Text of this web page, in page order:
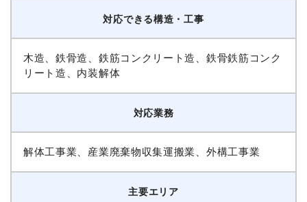
対応できる構造・工事
木造、鉄骨造、鉄筋コンクリート造、鉄骨鉄筋コンク
リート造、内装解体
対応業務
解体工事業、産業廃棄物収集運搬業、外構工事業
主要エリア